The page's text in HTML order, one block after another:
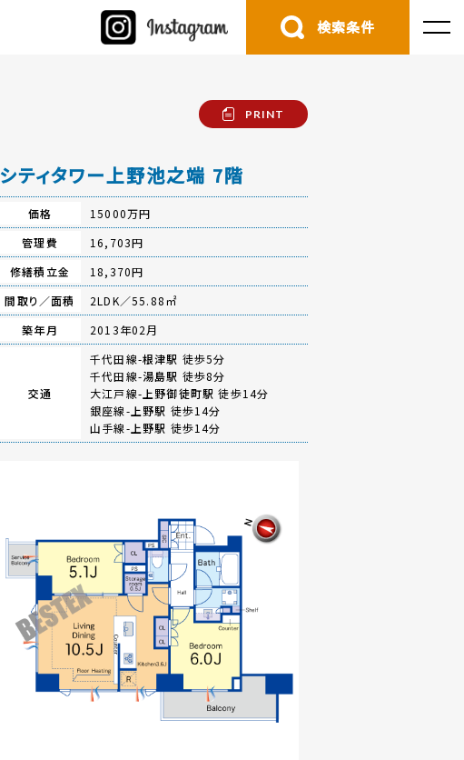
検索条件
PRINT
シティタワー上野池之端 7階
価格
15000万円
管理費
16,703円
修繕積立金
18,370円
間取り／面積
2LDK／55.88㎡
築年月
2013年02月
交通
千代田線-根津駅 徒歩5分
千代田線-湯島駅 徒歩8分
大江戸線- 上野御徒町駅 徒歩14分
銀座線- 上野駅 徒歩14分
山手線- 上野駅 徒歩14分